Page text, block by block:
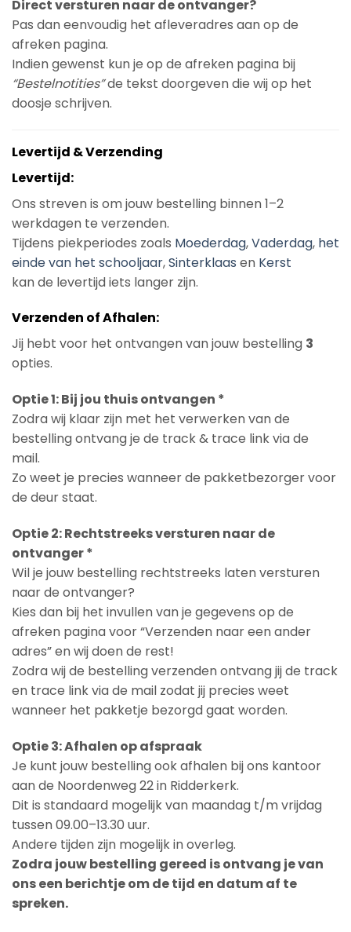
Direct versturen naar de ontvanger?
Pas dan eenvoudig het afleveradres aan op de
afreken pagina.
Indien gewenst kun je op de afreken pagina bij
“Bestelnotities”de tekst doorgeven die wij op het
doosje schrijven.
Levertijd & Verzending
Levertijd:
Ons streven is om jouw bestelling binnen 1–2
werkdagen te verzenden.
Tijdens piekperiodes zoals Moederdag,Vaderdag, het
einde van het schooljaar,Sinterklaas en Kerst
kan de levertijd iets langer zijn.
Verzenden of Afhalen:
Jij hebt voor het ontvangen van jouw bestelling 3
opties.
Optie 1: Bij jou thuis ontvangen *
Zodra wij klaar zijn met het verwerken van de
bestelling ontvang je de track & trace link via de
mail.
Zo weet je precies wanneer de pakketbezorger voor
de deur staat.
Optie 2: Rechtstreeks versturen naar de
ontvanger *
Wil je jouw bestelling rechtstreeks laten versturen
naar de ontvanger?
Kies dan bij het invullen van je gegevens op de
afreken pagina voor “Verzenden naar een ander
adres” en wij doen de rest!
Zodra wij de bestelling verzenden ontvang jij de track
en trace link via de mail zodat jij precies weet
wanneer het pakketje bezorgd gaat worden.
Optie 3: Afhalen op afspraak
Je kunt jouw bestelling ook afhalen bij ons kantoor
aan de Noordenweg 22 in Ridderkerk.
Dit is standaard mogelijk van maandag t/m vrijdag
tussen 09.00–13.30 uur.
Andere tijden zijn mogelijk in overleg.
Zodra jouw bestelling gereed is ontvang je van
ons een berichtje om de tijd en datum af te
spreken.